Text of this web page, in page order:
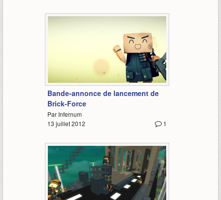
0:56
Bande-annonce de lancement de
Brick-Force
Par Infernum
1
13 juillet 2012